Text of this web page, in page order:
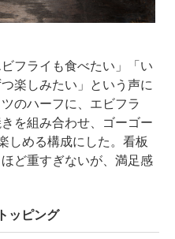
フライも食べたい」「い
楽しみたい」という声に
のハーフに、エビフラ
を組み合わせ、ゴーゴー
しめる構成にした。看板
ど重すぎないが、満足感
ッピング